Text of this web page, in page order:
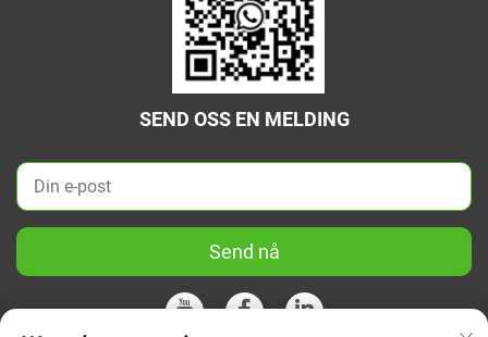
SEND OSS EN MELDING
Send nå